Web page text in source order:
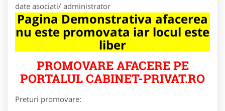
date asociati/ administrator
Pagina Demonstrativa afacerea
nu este promovata iar locul este
liber
PROMOVARE AFACERE PE
PORTALUL CABINET-PRIVAT.RO
Preturi promovare: